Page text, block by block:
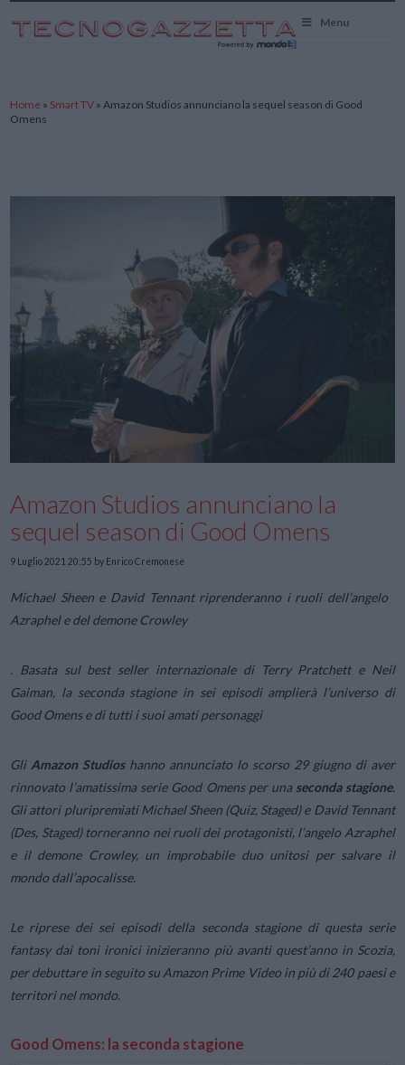
Menu
Home » Smart TV »Amazon Studios annunciano la sequel season di Good
Omens
Amazon Studios annunciano la
sequel season di Good Omens
9 Luglio 2021 20:55 by Enrico Cremonese
Michael Sheen e David Tennant riprenderanno i ruoli dell’angelo
Azraphel e del demone Crowley
. Basata sul best seller internazionale di Terry Pratchett e Neil
Gaiman, la seconda stagione in sei episodi amplierà l’universo di
Good Omens e di tutti i suoi amati personaggi
Gli AmazonStudioshanno annunciato lo scorso 29 giugno di aver
rinnovato l’amatissima serie Good Omensper una seconda stagione.
Gli attori pluripremiati Michael Sheen (Quiz, Staged) e David Tennant
(Des, Staged) torneranno nei ruoli dei protagonisti, l’angelo Azraphel
e il demone Crowley, un improbabile duo unitosi per salvare il
mondo dall’apocalisse.
Le riprese dei sei episodi della seconda stagione di questa serie
fantasy dai toni ironici inizieranno più avanti quest’anno in Scozia,
per debuttare in seguito suAmazon Prime Video in più di 240 paesi e
territori nel mondo.
Good Omens: la seconda stagione